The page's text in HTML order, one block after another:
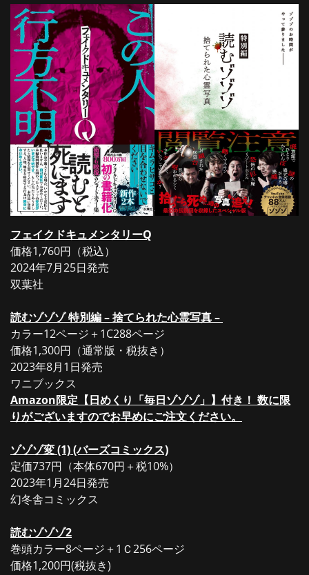
フェイクドキュメンタリーQ
価格1,760円（税込）
2024年7月25日発売
双葉社
読むゾゾゾ 特別編 – 捨てられた心霊写真 –
カラー12ページ＋1C288ページ
価格1,300円（通常版・税抜き）
2023年8月1日発売
ワニブックス
Amazon限定【日めくり「毎日ゾゾゾ」】付き！ 数に限
りがございますのでお早めにご注文ください。
ゾゾゾ変 (1) (バーズコミックス)
定価737円（本体670円＋税10%）
2023年1月24日発売
幻冬舎コミックス
読むゾゾゾ2
巻頭カラー8ページ＋1Ｃ256ページ
価格1,200円(税抜き)